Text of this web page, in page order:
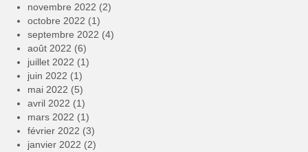
novembre 2022 (2)
octobre 2022 (1)
septembre 2022 (4)
août 2022 (6)
juillet 2022 (1)
juin 2022 (1)
mai 2022 (5)
avril 2022 (1)
mars 2022 (1)
février 2022 (3)
janvier 2022 (2)